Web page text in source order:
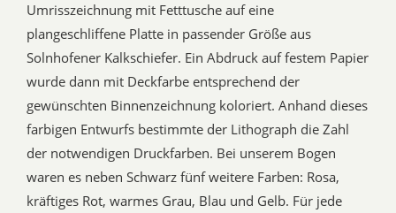
Umrisszeichnung mit Fetttusche auf eine
plangeschliffene Platte in passender Größe aus
Solnhofener Kalkschiefer. Ein Abdruck auf festem Papier
wurde dann mit Deckfarbe entsprechend der
gewünschten Binnenzeichnung koloriert. Anhand dieses
farbigen Entwurfs bestimmte der Lithograph die Zahl
der notwendigen Druckfarben. Bei unserem Bogen
waren es neben Schwarz fünf weitere Farben: Rosa,
kräftiges Rot, warmes Grau, Blau und Gelb. Für jede